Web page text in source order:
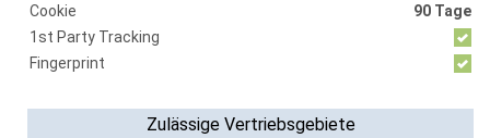
Cookie
90 Tage
1st Party Tracking
Fingerprint
Zulässige Vertriebsgebiete